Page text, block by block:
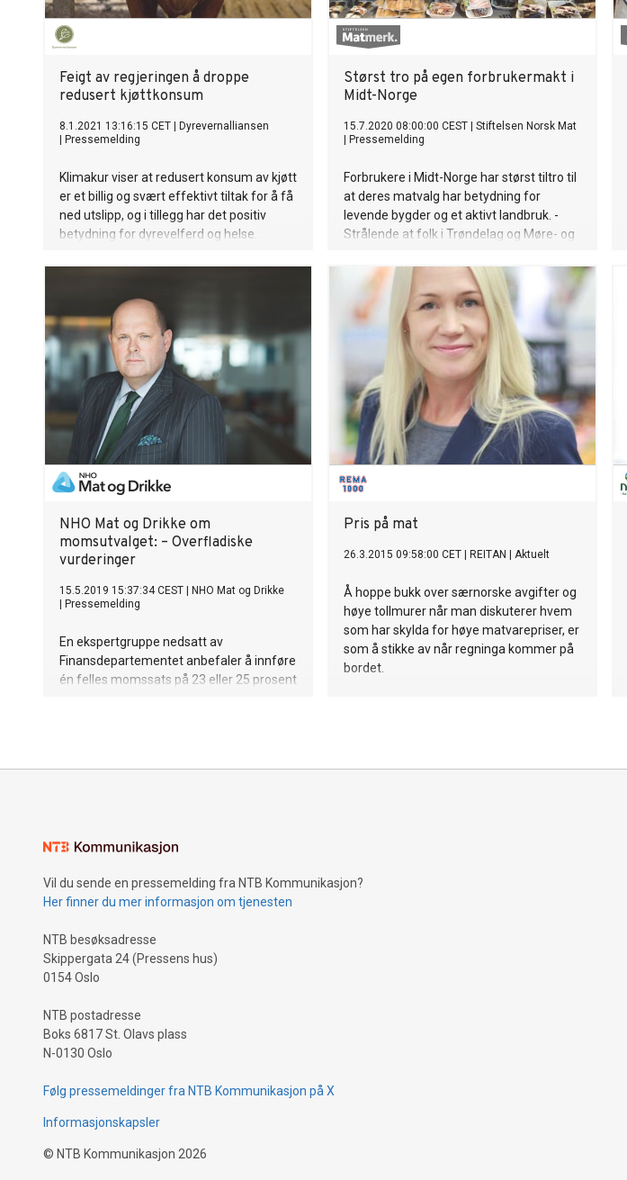
Feigt av regjeringen å droppe
redusert kjøttkonsum
8.1.2021 13:16:15 CET
Dyrevernalliansen
Pressemelding
Klimakur viser at redusert konsum av kjøtt
er et billig og svært effektivt tiltak for å få
ned utslipp, og i tillegg har det positiv
betydning for dyrevelferd og helse.
regjeringen å droppe moderat redusert
kjøttkonsum bare for å unngå bråk med
landbruksorganisasjonene, sier
kommunikasjonsleder i
Dyrevernalliansen, Live Kleveland.
Størst tro på egen forbrukermakt i
Midt-Norge
15.7.2020 08:00:00 CEST
Stiftelsen Norsk Mat
Pressemelding
Forbrukere i Midt-Norge har størst tiltro til
at deres matvalg har betydning for
levende bygder og et aktivt landbruk. -
Strålende at folk i Trøndelag og Møre- og
påvirker samfunnet rundt dem, sier Nina
Sundqvist, administerende direktør i
Stiftelsen Matmerk.
NHO Mat og Drikke om
momsutvalget: – Overfladiske
vurderinger
15.5.2019 15:37:34 CEST
NHO Mat og Drikke
Pressemelding
En ekspertgruppe nedsatt av
Finansdepartementet anbefaler å innføre
én felles momssats på 23 eller 25 prosent
Pris på mat
26.3.2015 09:58:00 CET REITAN Aktuelt
Å hoppe bukk over særnorske avgifter og
høye tollmurer når man diskuterer hvem
som har skylda for høye matvarepriser, er
som å stikke av når regninga kommer på
bordet.
Vil du sende en pressemelding fra NTB Kommunikasjon?
Her finner du mer informasjon om tjenesten
NTB besøksadresse
Skippergata 24 (Pressens hus)
0154 Oslo
NTB postadresse
Boks 6817 St. Olavs plass
N-0130 Oslo
Følg pressemeldinger fra NTB Kommunikasjon på X
Informasjonskapsler
© NTB Kommunikasjon 2026